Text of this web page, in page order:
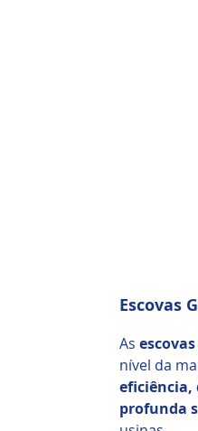
Escovas
As
nível da
eficiência,
profunda